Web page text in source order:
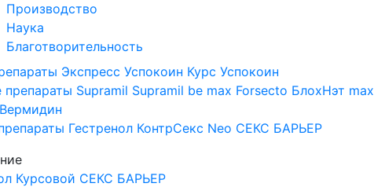
Производство
Наука
Благотворительность
Экспресс Успокоин Курс Успокоин
препараты Supramil Supramil be max Forsecto БлохНэт max
Вермидин
Гестренол КонтрСекс Neo СЕКС БАРЬЕР
Курсовой СЕКС БАРЬЕР